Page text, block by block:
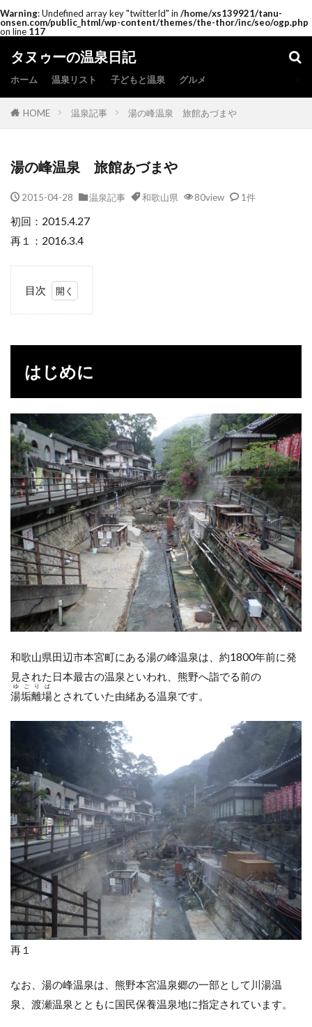
Warning: Undefined array key "twitterId" in /home/xs139921/tanu-
onsen.com/public_html/wp-content/themes/the-thor/inc/seo/ogp.php
on line 117
タヌゥーの温泉日記
ホーム 温泉リスト 子どもと温泉 グルメ
HOME 温泉記事 湯の峰温泉 旅館あづまや
湯の峰温泉 旅館あづまや
2015-04-28 温泉記事 和歌山県 80view 1件
初回：2015.4.27
再１：2016.3.4
目次
に
温
泉
2.1
男性
浴場
2.1.1
内湯
2.1.2
蒸し風
呂
2.1.3
露天
2.2
女性
2.2.1
内湯
露天
貸切
風呂
3
食
事
3.1
夕食
3.2
朝食
4
感
想
デ
ー
はじめに
和歌山県田辺市本宮町にある湯の峰温泉は、約1800年前に発
見された日本最古の温泉といわれ、熊野へ詣でる前の
湯垢離場
ゆごりば
とされていた由緒ある温泉です。
再１
なお、湯の峰温泉は、熊野本宮温泉郷の一部として川湯温
泉、渡瀬温泉とともに国民保養温泉地に指定されています。